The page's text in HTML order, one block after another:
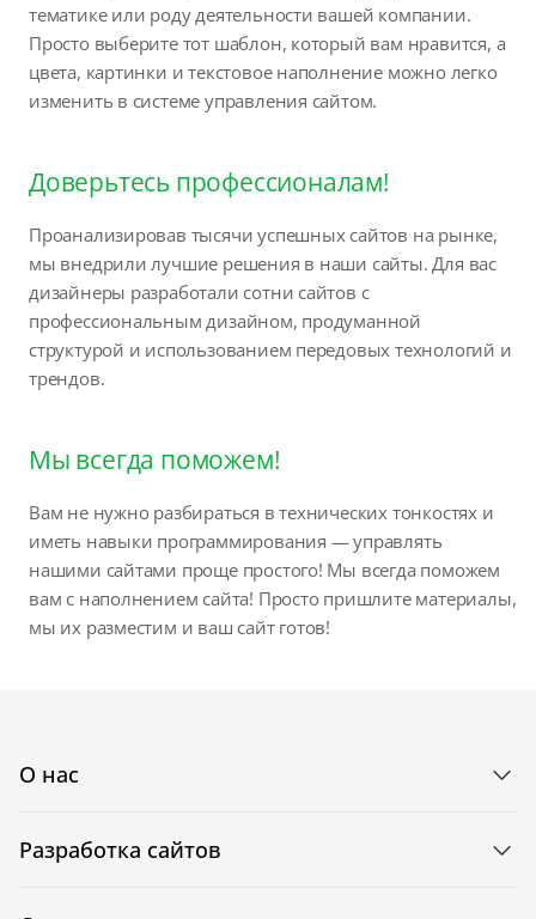
тематике или роду деятельности вашей компании.
Просто выберите тот шаблон, который вам нравится, а
цвета, картинки и текстовое наполнение можно легко
изменить в системе управления сайтом.
Доверьтесь профессионалам!
Проанализировав тысячи успешных сайтов на рынке,
мы внедрили лучшие решения в наши сайты. Для вас
дизайнеры разработали сотни сайтов с
профессиональным дизайном, продуманной
структурой и использованием передовых технологий и
трендов.
Мы всегда поможем!
Вам не нужно разбираться в технических тонкостях и
иметь навыки программирования — управлять
нашими сайтами проще простого! Мы всегда поможем
вам с наполнением сайта! Просто пришлите материалы,
мы их разместим и ваш сайт готов!
О нас
Разработка сайтов